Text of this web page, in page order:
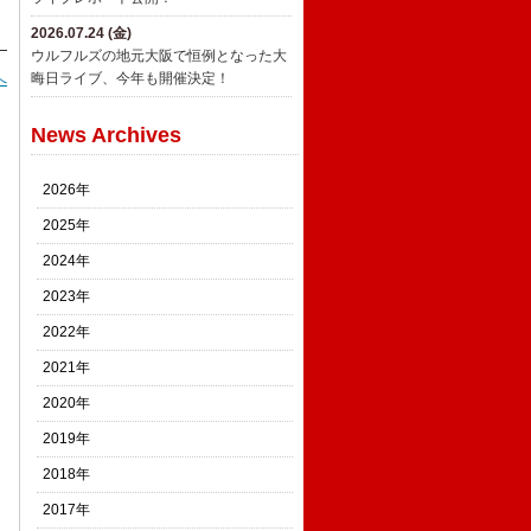
2026.07.24 (金)
ウルフルズの地元大阪で恒例となった大
晦日ライブ、今年も開催決定！
News Archives
2026年
2025年
2024年
2023年
2022年
2021年
2020年
2019年
2018年
2017年